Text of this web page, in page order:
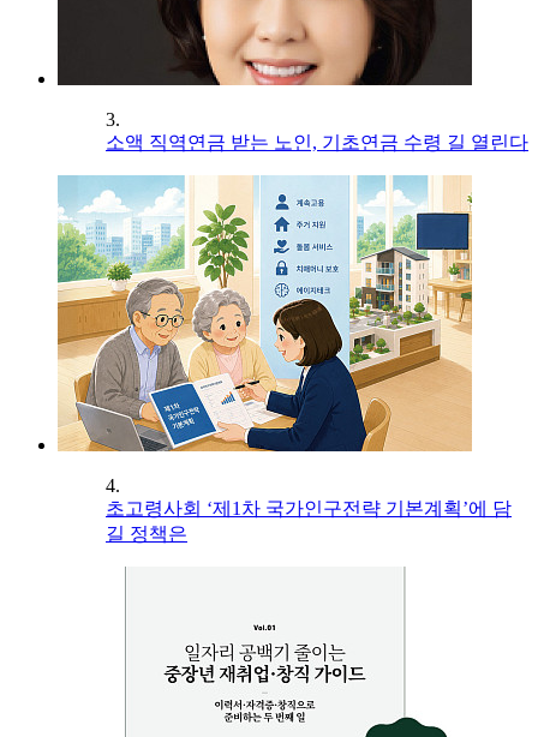
3.
소액 직역연금 받는 노인, 기초연금 수령 길 열린다
4.
초고령사회 ‘제1차 국가인구전략 기본계획’에 담
길 정책은